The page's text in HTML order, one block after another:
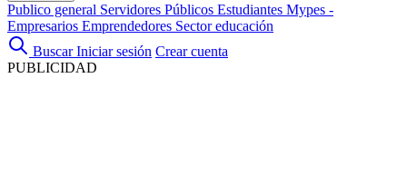
Publico general Servidores Públicos Estudiantes Mypes -
Empresarios Emprendedores Sector educación
Buscar Iniciar sesión Crear cuenta
PUBLICIDAD